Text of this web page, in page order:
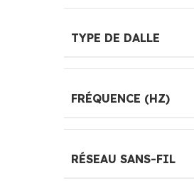
TYPE DE DALLE
FRÉQUENCE (HZ)
RÉSEAU SANS-FIL